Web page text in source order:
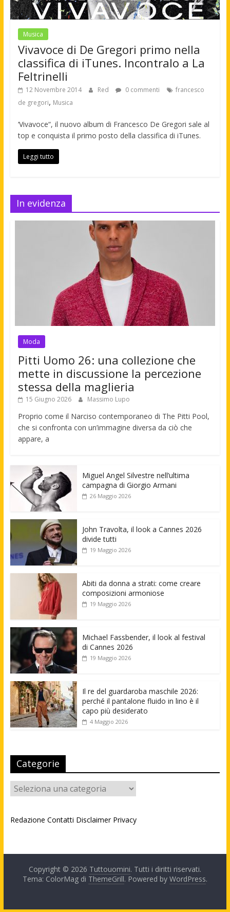
Musica
Vivavoce di De Gregori primo nella
classifica di iTunes. Incontralo a La
Feltrinelli
12 Novembre 2014 Red 0 commenti
francesco
de gregori, Musica
‘Vivavoce“, il nuovo album di Francesco De Gregori sale al
top e conquista il primo posto della classifica di iTunes.
Leggi tutto
In evidenza
Moda
Pitti Uomo 26: una collezione che
mette in discussione la percezione
stessa della maglieria
15 Giugno 2026 Massimo Lupo
Proprio come il Narciso contemporaneo di The Pitti Pool,
che si confronta con un’immagine diversa da ciò che
appare, a
Miguel Angel Silvestre nell’ultima
campagna di Giorgio Armani
26 Maggio 2026
John Travolta, il look a Cannes 2026
divide tutti
19 Maggio 2026
Abiti da donna a strati: come creare
composizioni armoniose
19 Maggio 2026
Michael Fassbender, il look al festival
di Cannes 2026
19 Maggio 2026
Il re del guardaroba maschile 2026:
perché il pantalone fluido in lino è il
capo più desiderato
4 Maggio 2026
Categorie
Categorie
Redazione Contatti Disclaimer Privacy
Copyright © 2026 Tuttouomini. Tutti i diritti riservati.
Tema: ColorMag di ThemeGrill. Powered by WordPress.